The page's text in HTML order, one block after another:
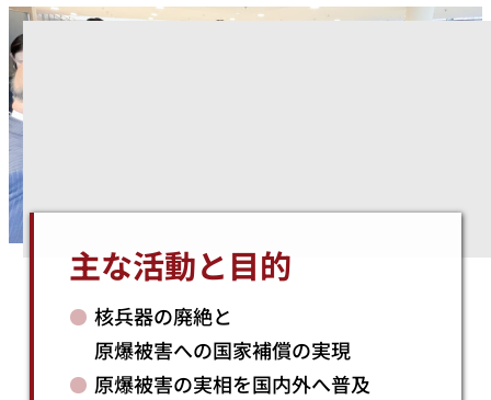
主な活動と目的
核兵器の廃絶と
原爆被害への国家補償の実現
原爆被害の実相を国内外へ普及